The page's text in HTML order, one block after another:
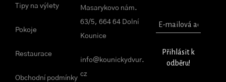
Tipy na výlety
Pokoje
Restaurace
Obchodní podmínky
Masarykovo nám.
63/5, 664 64 Dolní
Kounice
info@kounickydvur.
cz